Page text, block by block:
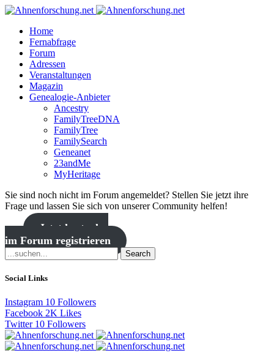
Home
Fernabfrage
Forum
Adressen
Veranstaltungen
Magazin
Genealogie-Anbieter
Ancestry
FamilyTreeDNA
FamilyTree
FamilySearch
Geneanet
23andMe
MyHeritage
Sie sind noch nicht im Forum angemeldet? Stellen Sie jetzt ihre
Frage und lassen Sie sich von unserer Community helfen!
Jetzt kostenlos
im Forum registrieren
Search
Social Links
Instagram 10 Followers
Facebook 2K Likes
Twitter 10 Followers